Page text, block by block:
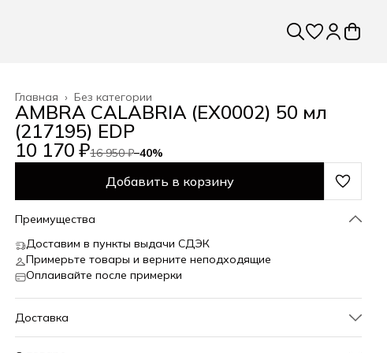
Без категории
Главная ›
AMBRA CALABRIA (EX0002) 50 мл
(217195) EDP
10 170 ₽16 950 ₽−40%
Добавить в корзину
Преимущества
Доставим в пункты выдачи СДЭК
Примерьте товары и верните неподходящие
Оплаивайте после примерки
Доставка